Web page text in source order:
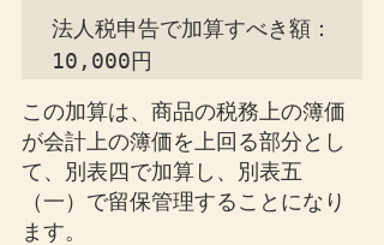
法人税申告で加算すべき額：
10,000円
この加算は、商品の税務上の簿価
が会計上の簿価を上回る部分とし
て、別表四で加算し、別表五
（一）で留保管理することになり
ます。